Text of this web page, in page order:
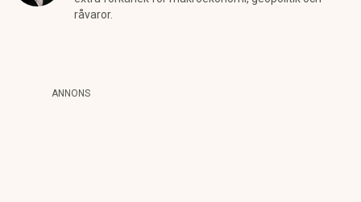
råvaror.
ANNONS